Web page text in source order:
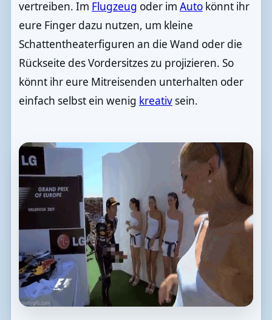
vertreiben. Im Flugzeug oder im Autokönnt ihr
eure Finger dazu nutzen, um kleine
Schattentheaterfiguren an die Wand oder die
Rückseite des Vordersitzes zu projizieren. So
könnt ihr eure Mitreisenden unterhalten oder
einfach selbst ein wenig kreativsein.